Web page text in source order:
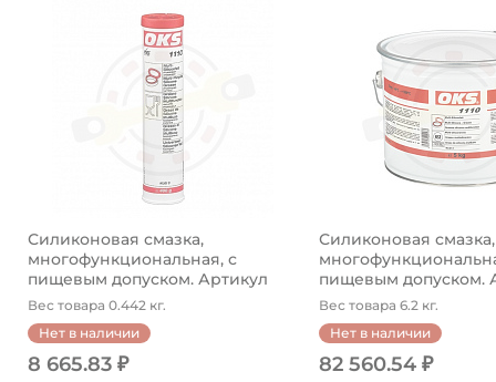
Силиконовая смазка,
многофункциональная, с
пищевым допуском. Артикул
OK...
Вес товара 0.442 кг.
Нет в наличии
8 665.83 ₽
Силиконовая смазка,
пищевым допуском.
OK...
Вес товара 6.2 кг.
Нет в наличии
82 560.54 ₽